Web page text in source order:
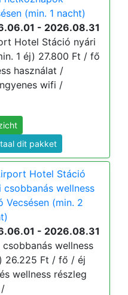
(min. 1 nacht)
- 2026.08.31
Hotel Stáció nyári
1 éj) 27.800 Ft / fő
használat /
wifi /
dit pakket
Hotel Stáció
csobbanás wellness
Vecsésen (min. 2
- 2026.08.31
wellness
26.225 Ft / fő / éj
wellness részleg
/